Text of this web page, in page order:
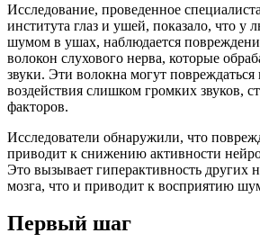
Исследование, проведенное
института глаз и ушей, показало, что у
шумом в ушах, наблюдается
волокон слухового нерва, которые
звуки. Эти волокна могут повреждаться
воздействия слишком громких звуков,
факторов.
Исследователи обнаружили, что
приводит к снижению активности
Это вызывает гиперактивность других
мозга, что и приводит к восприятию
Первый шаг